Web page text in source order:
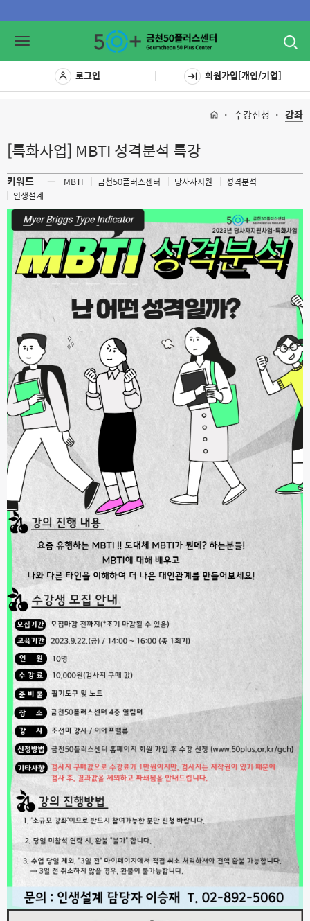
Toggle
로그인 회원가입[개인/기업]
수강신청 강좌
[특화사업] MBTI 성격분석 특강
키워드 ㅡ MBTI 금천50플러스센터 당사자지원
성격분석
인생설계